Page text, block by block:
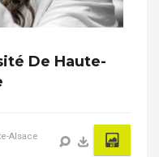
De Haute-
Alsace